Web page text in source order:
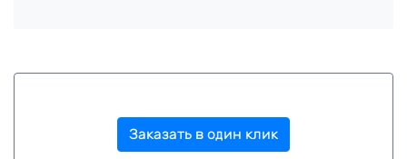
Заказать в один клик